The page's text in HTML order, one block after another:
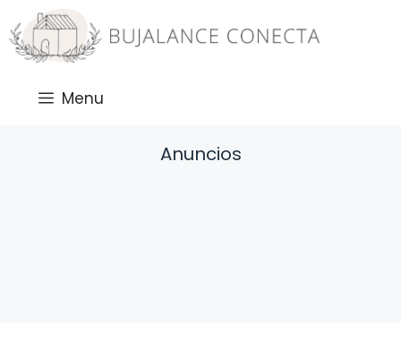
Saltar
al
contenido
Menu
Anuncios